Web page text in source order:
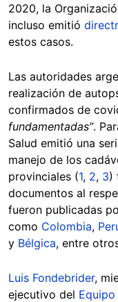
2020, la
incluso emitió
estos casos.
Las autoridades
realización de
confirmados de
fundamentadas”.
Salud emitió una
manejo de los
provinciales (1, 2, 3)
documentos al
fueron publicadas
como Colombia,
y Bélgica, entre
Luis Fondebrider,
ejecutivo del